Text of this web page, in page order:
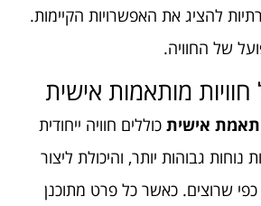
להציג את האפשרויות הקיימות.
של החוויה.
מותאמות אישית
אישית כוללים חוויה ייחודית
נוחות גבוהות יותר, והיכולת ליצור
שרוצים. כאשר כל פרט מתוכנן